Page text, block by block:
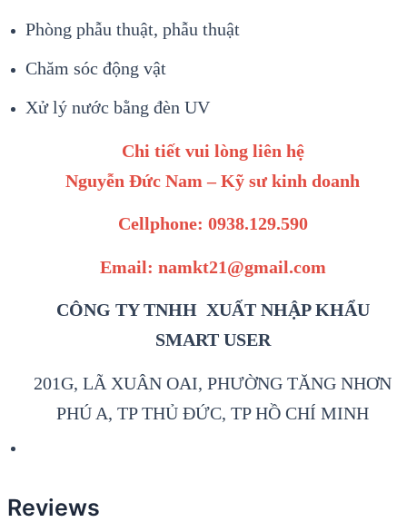
Phòng phẫu thuật, phẫu thuật
Chăm sóc động vật
Xử lý nước bằng đèn UV
Chi tiết vui lòng liên hệ
Nguyễn Đức Nam – Kỹ sư kinh doanh
Cellphone: 0938.129.590
Email: namkt21@gmail.com
CÔNG TY TNHH XUẤT NHẬP KHẨU
SMART USER
201G, LÃ XUÂN OAI, PHƯỜNG TĂNG NHƠN
PHÚ A, TP THỦ ĐỨC, TP HỒ CHÍ MINH
Reviews